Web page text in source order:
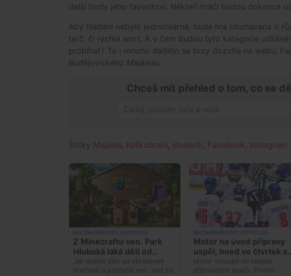
další body jeho favoritovi. Někteří hráči budou dokonce
Aby hledání nebylo jednotvárné, bude hra obohacena o
terč, či rychlá smrt. A v čem budou tyto kategorie
probíhat? To i mnoho dalšího se brzy dozvíte na webu,
Budějovického Majálesu.
Chceš mít přehled o tom, co se
Štítky Majáles Keškobraní studenti Facebook Instagram